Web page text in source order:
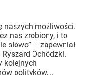
naszych możliwości.
nas zrobiony, i to
słowo” – zapewniał
Ochódzki.
kolejnych
polityków,...